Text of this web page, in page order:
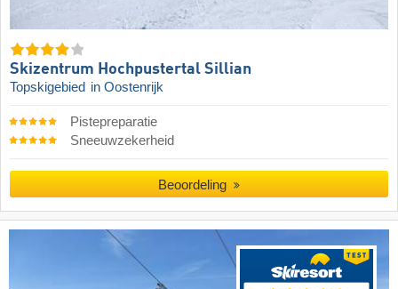
Skizentrum Hochpustertal Sillian
Topskigebied in Oostenrijk
Pistepreparatie
Sneeuwzekerheid
Beoordeling